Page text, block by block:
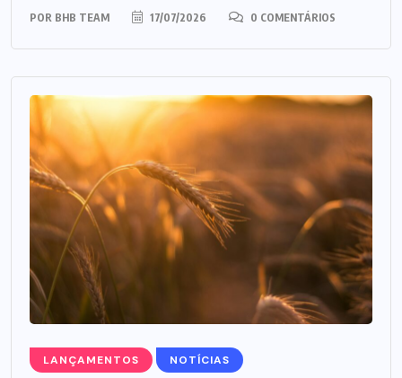
POR BHB TEAM 17/07/2026 0 COMENTÁRIOS
LANÇAMENTOS NOTÍCIAS